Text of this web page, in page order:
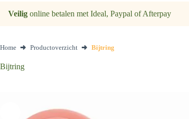
Veilig online betalen met Ideal, Paypal of Afterpay
Home Productoverzicht Bijtring
Bijtring